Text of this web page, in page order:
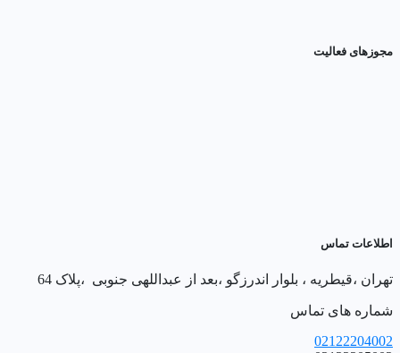
مجوزهای فعالیت
اطلاعات تماس
تهران ،قیطریه ، بلوار اندرزگو ،بعد از عبداللهی جنوبی ،پلاک 64
شماره های تماس
02122204002